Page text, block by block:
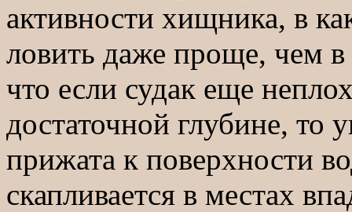
активности хищника, в
ловить даже проще, чем
что если судак еще
достаточной глубине, то
прижата к поверхности
скапливается в местах